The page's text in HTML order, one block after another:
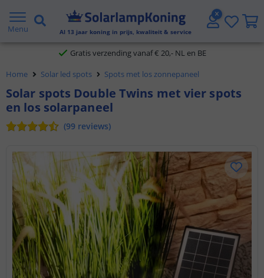
Menu Al 13 jaar koning in prijs, kwaliteit & service
Gratis verzending vanaf € 20,- NL en BE
Klantbeoordeling 9.1
Voor 23:45 uur besteld,morgen in huis
Home Solar led spots Spots met los zonnepaneel
Solar spots Double Twins met vier spots
en los solarpaneel
(99 reviews)